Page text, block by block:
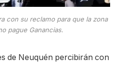
con su reclamo para que la zona
pague Ganancias.
de Neuquén percibirán con